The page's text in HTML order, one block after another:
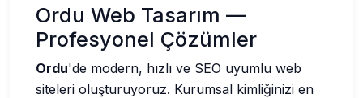
Ordu Web Tasarım —
Profesyonel Çözümler
Ordu'de modern, hızlı ve SEO uyumlu web
siteleri oluşturuyoruz. Kurumsal kimliğinizi en